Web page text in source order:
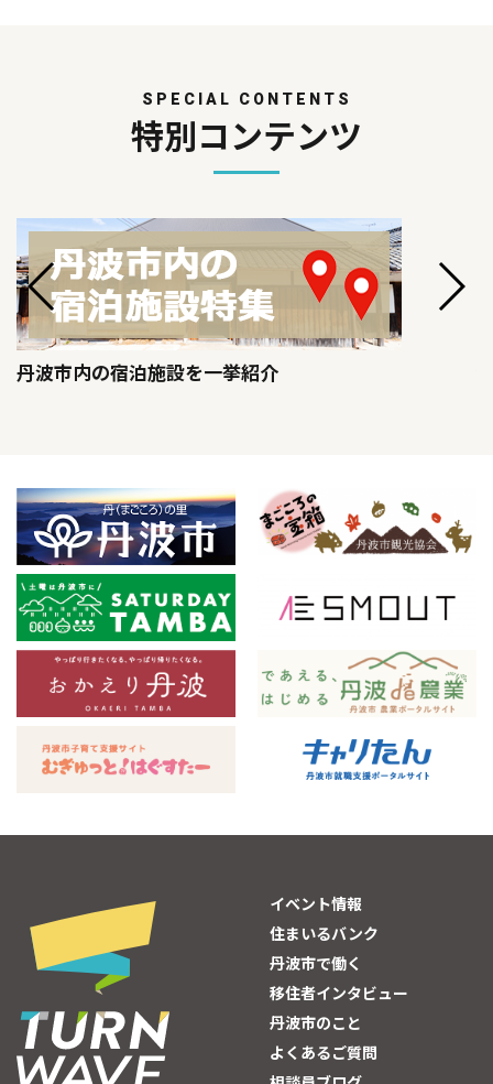
SPECIAL CONTENTS
特別コンテンツ
丹波市内の宿泊施設を一挙紹介
イベント情報
住まいるバンク
丹波市で働く
移住者インタビュー
丹波市のこと
よくあるご質問